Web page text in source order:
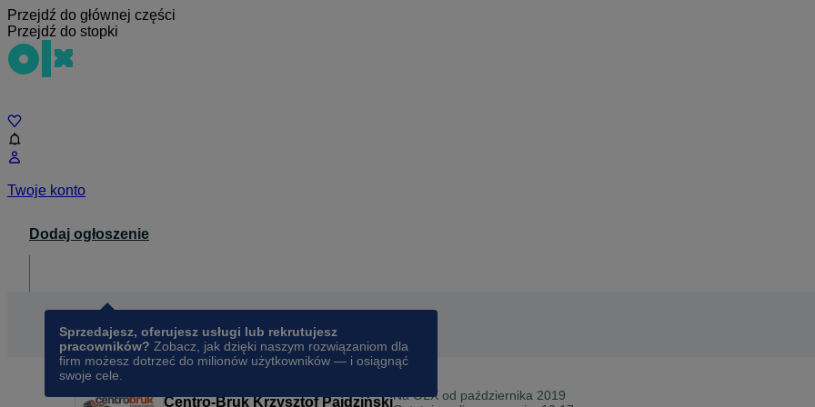
Przejdź do głównej części
Przejdź do stopki
Twoje konto
Dodaj ogłoszenie
Sprzedajesz, oferujesz usługi lub rekrutujesz
pracowników? Zobacz, jak dzięki naszym rozwiązaniom dla
firm możesz dotrzeć do milionów użytkowników — i osiągnąć
swoje cele.
Centro-Bruk Krzysztof PajdzińskiNa OLX od października 2019